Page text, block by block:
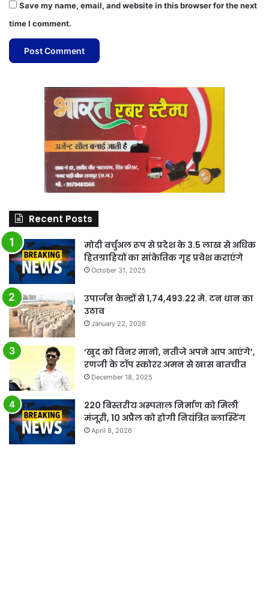
Save my name, email, and website in this browser for the next
time I comment.
Recent Posts
मोदी वर्चुअल रूप से प्रदेश के 3.5 लाख से अधिक
हितग्राहियों का सांकेतिक गृह प्रवेश कराएंगे
October 31, 2025
उपार्जन केन्द्रों से 1,74,493.22 मे. टन धान का
उठाव
January 22, 2026
‘खुद को विनर मानो, नतीजे अपने आप आएंगे’,
रणजी के टॉप स्कोरर अमन से खास बातचीत
December 18, 2025
220 बिस्तरीय अस्पताल निर्माण को मिली
मंजूरी, 10 अप्रैल को होगी नियंत्रित ब्लास्टिंग
April 8, 2026